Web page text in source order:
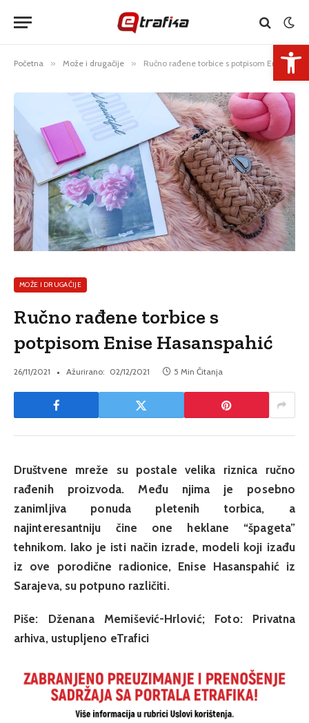
Početna » Može i drugačije » Ručno rađene torbice s potpisom Enise Hasanspahić
MOŽE I DRUGAČIJE
Ručno rađene torbice s
potpisom Enise Hasanspahić
26/11/2021 Ažurirano: 02/12/2021 5 Min Čitanja
Društvene mreže su postale velika riznica ručno
rađenih proizvoda. Među njima je posebno
zanimljiva ponuda pletenih torbica, a
najinteresantniju čine one heklane “špageta”
tehnikom. Iako je isti način izrade, modeli koji izađu
iz ove porodične radionice, Enise Hasanspahić iz
Sarajeva, su potpuno različiti.
Piše: Dženana Memišević-Hrlović; Foto: Privatna
arhiva, ustupljeno eTrafici